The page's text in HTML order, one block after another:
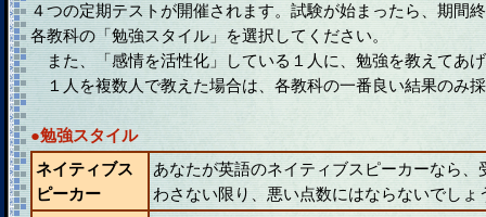
４つの定期テストが開催されます。試験が始まったら、期間
各教科の「勉強スタイル」を選択してください。
また、「感情を活性化」している１人に、勉強を教えてあ
１人を複数人で教えた場合は、各教科の一番良い結果のみ
●勉強スタイル
ネイティブス
ピーカー
あなたが英語のネイティブスピーカーなら
わさない限り、悪い点数にはならないでしょ